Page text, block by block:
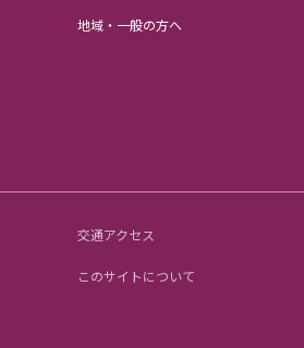
地域・一般の方へ
交通アクセス
このサイトについて